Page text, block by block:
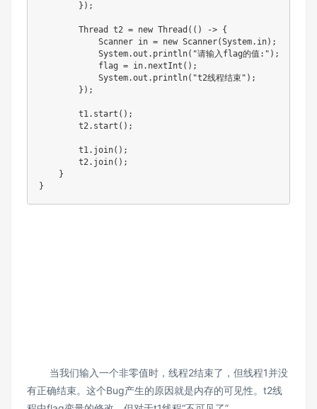
        });
        Thread t2 = new Thread(() -> {
            Scanner in = new Scanner(System.in);
            System.out.println("请输入flag的值:");
            flag = in.nextInt();
            System.out.println("t2线程结束");
        });
        t1.start();
        t2.start();
        t1.join();
        t2.join();
    }
}
当我们输入一个非零值时，线程2结束了，但线程1并没
有正确结束。这个Bug产生的原因就是内存的可见性。t2线